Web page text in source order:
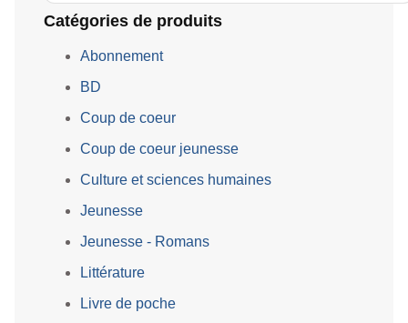
Catégories de produits
Abonnement
BD
Coup de coeur
Coup de coeur jeunesse
Culture et sciences humaines
Jeunesse
Jeunesse - Romans
Littérature
Livre de poche